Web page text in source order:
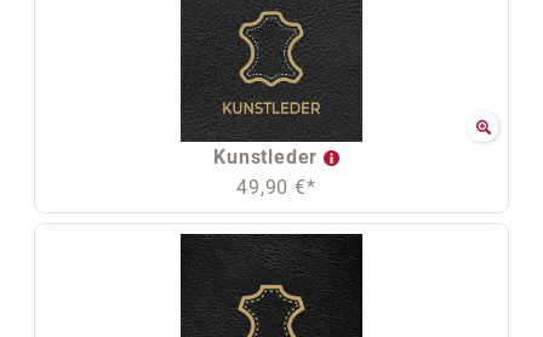
Kunstleder
49,90 €*